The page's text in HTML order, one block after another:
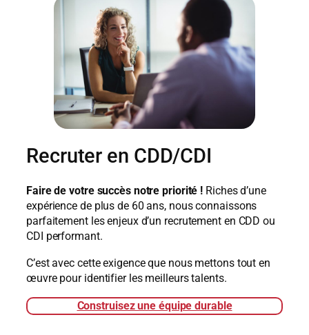
Recruter en CDD/CDI
Faire de votre succès notre priorité ! Riches d’une
expérience de plus de 60 ans, nous connaissons
parfaitement les enjeux d’un recrutement en CDD ou
CDI performant.
C’est avec cette exigence que nous mettons tout en
œuvre pour identifier les meilleurs talents.
Construisez une équipe durable